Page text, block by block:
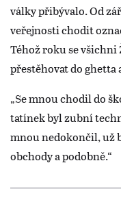
války přibývalo. Od
veřejnosti chodit
Téhož roku se
přestěhovat do ghetta
„Se mnou chodil do
tatínek byl zubní
mnou nedokončil, už
obchody a podobně.“